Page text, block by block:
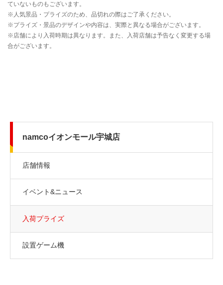
namcoイオンモール宇城店
店舗情報
イベント&ニュース
入荷プライズ
設置ゲーム機